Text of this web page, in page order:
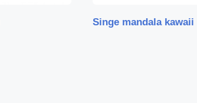
Singe mandala kawaii